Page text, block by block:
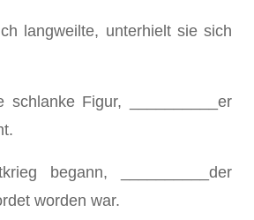
langweilte, unterhielt sie sich
schlanke Figur, __________er
begann, __________der
worden war.